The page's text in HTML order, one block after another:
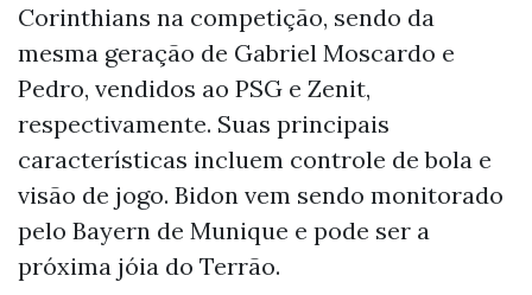
Corinthians na competição, sendo da
mesma geração de Gabriel Moscardo e
Pedro, vendidos ao PSG e Zenit,
respectivamente. Suas principais
características incluem controle de bola e
visão de jogo. Bidon vem sendo monitorado
pelo Bayern de Munique e pode ser a
próxima jóia do Terrão.